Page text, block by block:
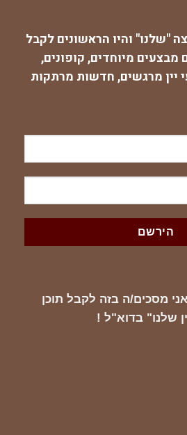
"שלנו" והיו הראשונים לקבל
מבצעים מיוחדים, קופונים,
יין מרגשים, חדשות מרתקות
מסכים/ה בזה לקבל תוכן
שלנו" בדוא"ל !